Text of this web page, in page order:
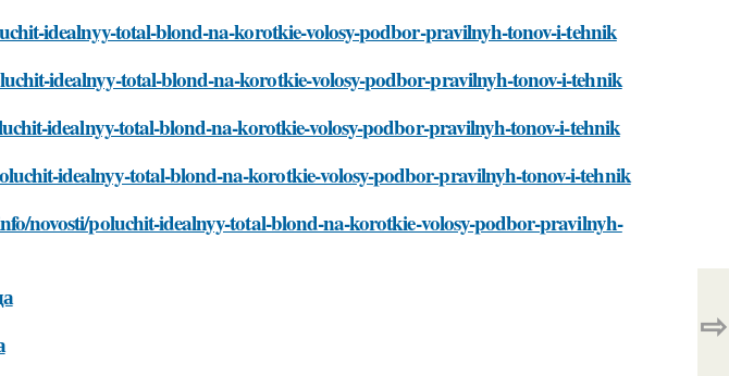
idealnyy-total-blond-na-korotkie-volosy-podbor-pravilnyh-tonov-i-tehnik
idealnyy-total-blond-na-korotkie-volosy-podbor-pravilnyh-tonov-i-tehnik
idealnyy-total-blond-na-korotkie-volosy-podbor-pravilnyh-tonov-i-tehnik
idealnyy-total-blond-na-korotkie-volosy-podbor-pravilnyh-tonov-i-tehnik
novosti/poluchit-idealnyy-total-blond-na-korotkie-volosy-podbor-pravilnyh-
⇨